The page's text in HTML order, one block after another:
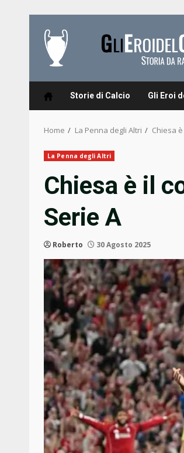
content
Storie di Calcio Gli Eroi
Home La Penna degli Altri Chiesa
La Penna degli Altri
Chiesa è il
Serie A
Roberto 30 Agosto 2025